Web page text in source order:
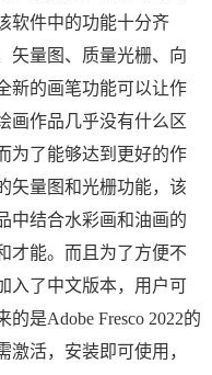
软件中的功能十分齐
矢量图、质量光栅、向
新的画笔功能可以让作
画作品几乎没有什么区
为了能够达到更好的作
矢量图和光栅功能，该
中结合水彩画和油画的
才能。而且为了方便不
入了中文版本，用户可
是Adobe Fresco 2022的
活，安装即可使用，